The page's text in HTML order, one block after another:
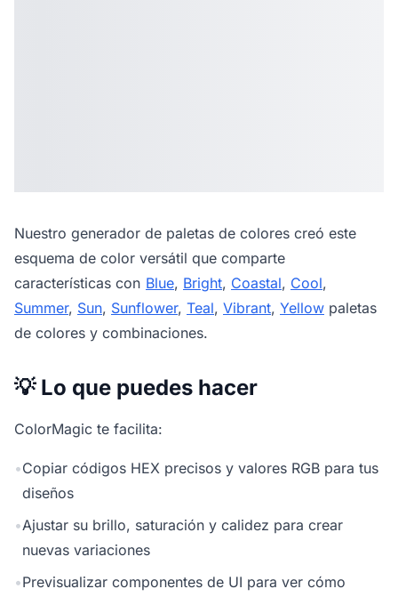
Nuestro generador de paletas de colores creó este
esquema de color versátil que comparte
características con Blue, Bright, Coastal, Cool,
Summer, Sun, Sunflower, Teal, Vibrant, Yellow paletas
de colores y combinaciones.
💡 Lo que puedes hacer
ColorMagic te facilita:
•Copiar códigos HEX precisos y valores RGB para tus
diseños
•Ajustar su brillo, saturación y calidez para crear
nuevas variaciones
•Previsualizar componentes de UI para ver cómo